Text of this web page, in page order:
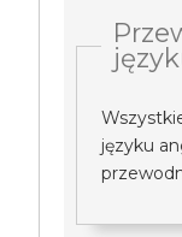
języku